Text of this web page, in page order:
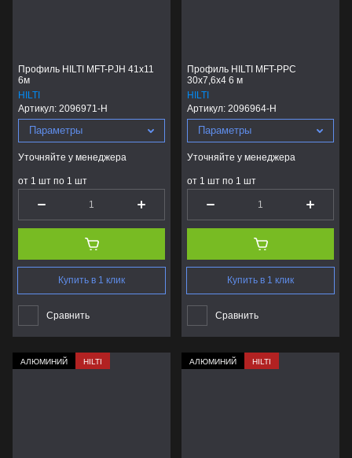
Профиль HILTI MFT-PJH 41x11
6м
HILTI
Артикул: 2096971-H
Параметры
Уточняйте у менеджера
от 1 шт по 1 шт
Купить в 1 клик
Сравнить
Профиль HILTI MFT-PPC
30x7,6x4 6 м
HILTI
Артикул: 2096964-H
Параметры
Уточняйте у менеджера
от 1 шт по 1 шт
Купить в 1 клик
Сравнить
АЛЮМИНИЙ HILTI АЛЮМИНИЙ HILTI